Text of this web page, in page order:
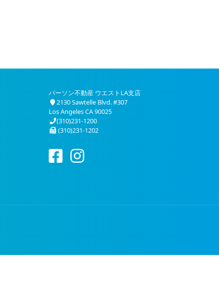
パーソン不動産 ウエストLA支店
2130 Sawtelle Blvd. #307
Los Angeles CA 90025
(310)231-1200
(310)231-1202